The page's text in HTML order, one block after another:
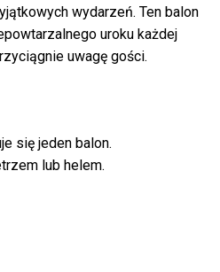
DO SKLEPU
wydarzeń. Ten balon
uroku każdej
uwagę gości.
się jeden balon.
lub helem.